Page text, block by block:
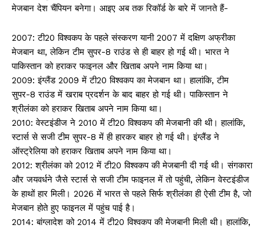
मेजबान देश चैंपियन बनेगा। आइए अब तक रिकॉर्ड के बारे में जानते हैं-
2007: टी20 विश्वकप के पहले संस्करण यानी 2007 में दक्षिण अफ्रीका
मेजबान था, लेकिन टीम सुपर-8 राउंड से ही बाहर हो गई थी। भारत ने
पाकिस्तान को हराकर फाइनल और खिताब अपने नाम किया था।
2009: इंग्लैंड 2009 में टी20 विश्वकप का मेजबान था। हालांकि, टीम
सुपर-8 राउंड में खराब प्रदर्शन के बाद बाहर हो गई थी। पाकिस्तान ने
श्रीलंका को हराकर खिताब अपने नाम किया था।
2010: वेस्टइंडीज ने 2010 में टी20 विश्वकप की मेजबानी की थी। हालांकि,
स्टार्स से सजी टीम सुपर-8 में ही हारकर बाहर हो गई थी। इंग्लैंड ने
ऑस्ट्रेलिया को हराकर खिताब अपने नाम किया था।
2012: श्रीलंका को 2012 में टी20 विश्वकप की मेजबानी दी गई थी। संगकारा
और जयवर्धने जैसे स्टार्स से सजी टीम फाइनल में तो पहुंची, लेकिन वेस्टइंडीज
के हाथों हार मिली। 2026 में भारत से पहले सिर्फ श्रीलंका ही ऐसी टीम है, जो
मेजबान होते हुए फाइनल में पहुंच पाई है।
2014: बांग्लादेश को 2014 में टी20 विश्वकप की मेजबानी मिली थी। हालांकि,